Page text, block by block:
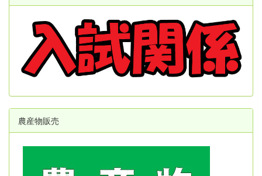
農産物販売